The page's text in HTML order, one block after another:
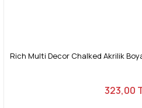
Rich Multi Decor Chalked Akrilik
323,00